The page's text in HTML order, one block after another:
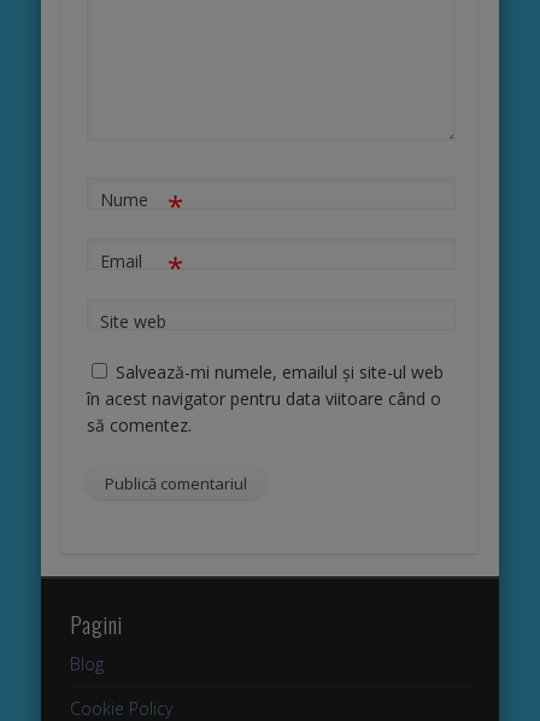
Nume *
Email *
Site web
Salvează-mi numele, emailul și site-ul web
în acest navigator pentru data viitoare când o
să comentez.
Pagini
Blog
Cookie Policy